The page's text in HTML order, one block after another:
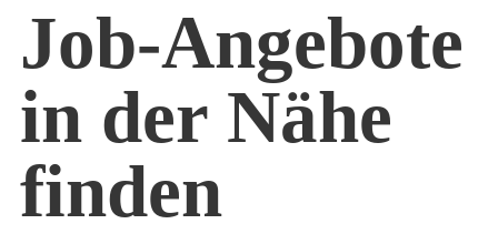
Job-Angebote
in der Nähe
finden